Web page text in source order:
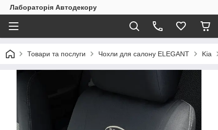
Лабораторія Автодекору
Товари та послуги Чохли для салону ELEGANT Kia